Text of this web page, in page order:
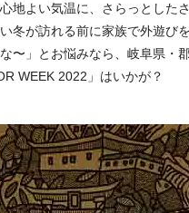
地よい気温に、さらっとした
冬が訪れる前に家族で外遊び
〜」とお悩みなら、岐阜県・
WEEK 2022」はいかが？